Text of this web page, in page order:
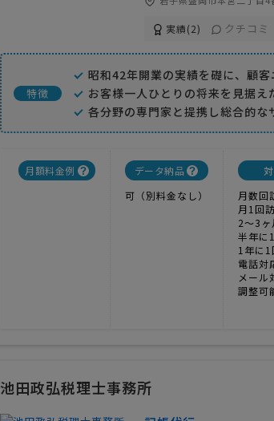
実績(2) クチコミ
特徴
昭和42年開業の実績を礎に、顧
お客様一人ひとりの将来を見据え
各分野の専門家と提携し総合的な
月額料金例
データ納品
可（別料金なし）
月数回
月1回
2〜3ヶ
半年に
1年に1
電話対
メール
調整可
池田政弘税理士事務所